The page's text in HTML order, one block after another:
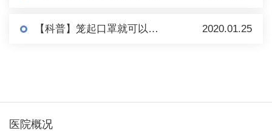
【科普】笼起口罩就可以愉快出门了？华西感控专家说，麻烦你先把口罩戴正确！ 2020.01.25
医院概况